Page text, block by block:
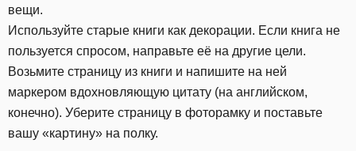
вещи.
Используйте старые книги как декорации. Если книга не
пользуется спросом, направьте её на другие цели.
Возьмите страницу из книги и напишите на ней
маркером вдохновляющую цитату (на английском,
конечно). Уберите страницу в фоторамку и поставьте
вашу «картину» на полку.